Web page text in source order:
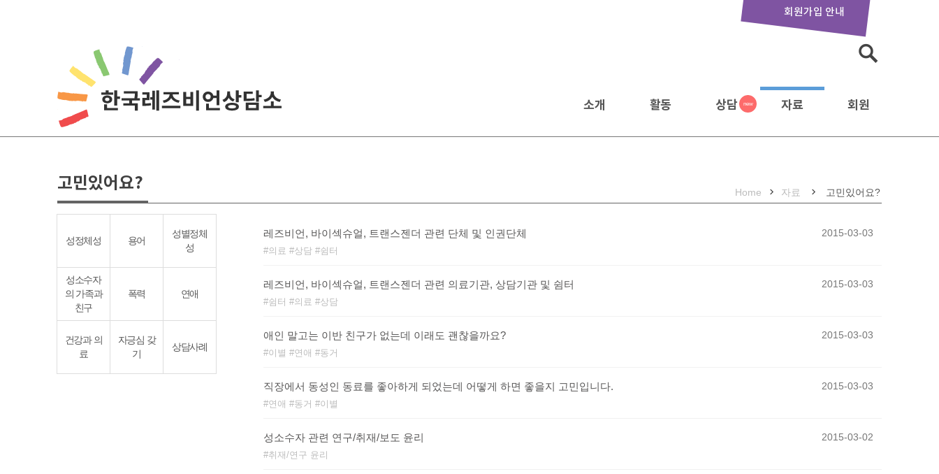
회원가입 안내
소개 활동 상담 자료 회원
고민있어요? Home 자료 고민있어요?
성정체성 용어
성별정체
성
성소수자
의 가족과
친구
폭력 연애
건강과 의
료
자긍심 갖
기
상담사례
레즈비언, 바이섹슈얼, 트랜스젠더 관련 단체 및 인권단체
의료 상담 쉼터
2015-03-03
레즈비언, 바이섹슈얼, 트랜스젠더 관련 의료기관, 상담기관 및 쉼터
쉼터 의료 상담
2015-03-03
애인 말고는 이반 친구가 없는데 이래도 괜찮을까요?
이별 연애 동거
2015-03-03
직장에서 동성인 동료를 좋아하게 되었는데 어떻게 하면 좋을지 고민입니다.
연애 동거 이별
2015-03-03
성소수자 관련 연구/취재/보도 윤리
취재/연구 윤리
2015-03-02